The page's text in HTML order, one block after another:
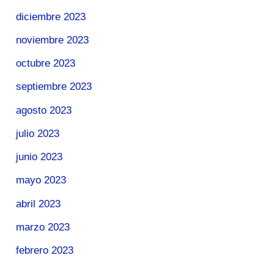
diciembre 2023
noviembre 2023
octubre 2023
septiembre 2023
agosto 2023
julio 2023
junio 2023
mayo 2023
abril 2023
marzo 2023
febrero 2023